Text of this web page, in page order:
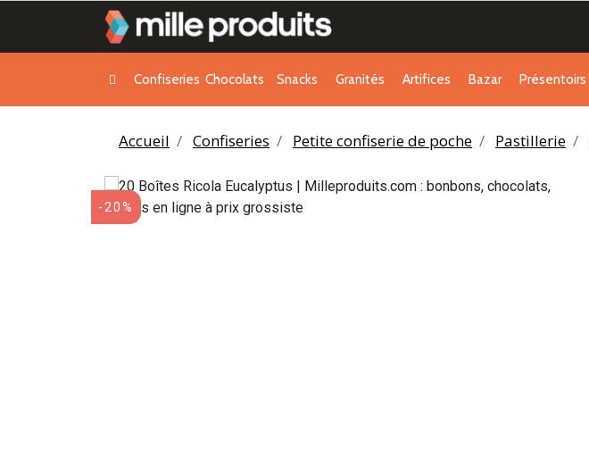
Confiseries Chocolats Snacks Granités Artifices Bazar Présentoirs
Accueil Confiseries Petite confiserie de poche Pastillerie
-20%